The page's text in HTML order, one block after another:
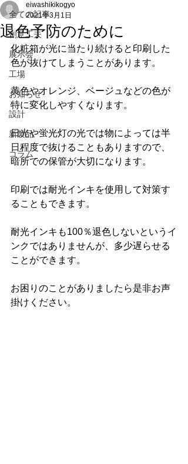
全ての記事
創意工夫
展示会
工場
お知らせ
設計
新製品
コラム
退色予防のために
eiwashikikogyo
2021年3月1日
化粧箱が光に当たり続けると印刷した
色が抜けてしまうことがあります。
黄色やオレンジ、ベージュなどの色が
特に変化しやすくなります。
日光や蛍光灯の光では物によっては半
日程度で抜けることもありますので、
暗所での保管が大切になります。
印刷では耐光インキを使用して対策す
ることもできます。
耐光インキも100％退色しないというイ
ンクではありませんが、多少遅らせる
ことができます。
お困りのことがありましたら是非お声
掛けください。